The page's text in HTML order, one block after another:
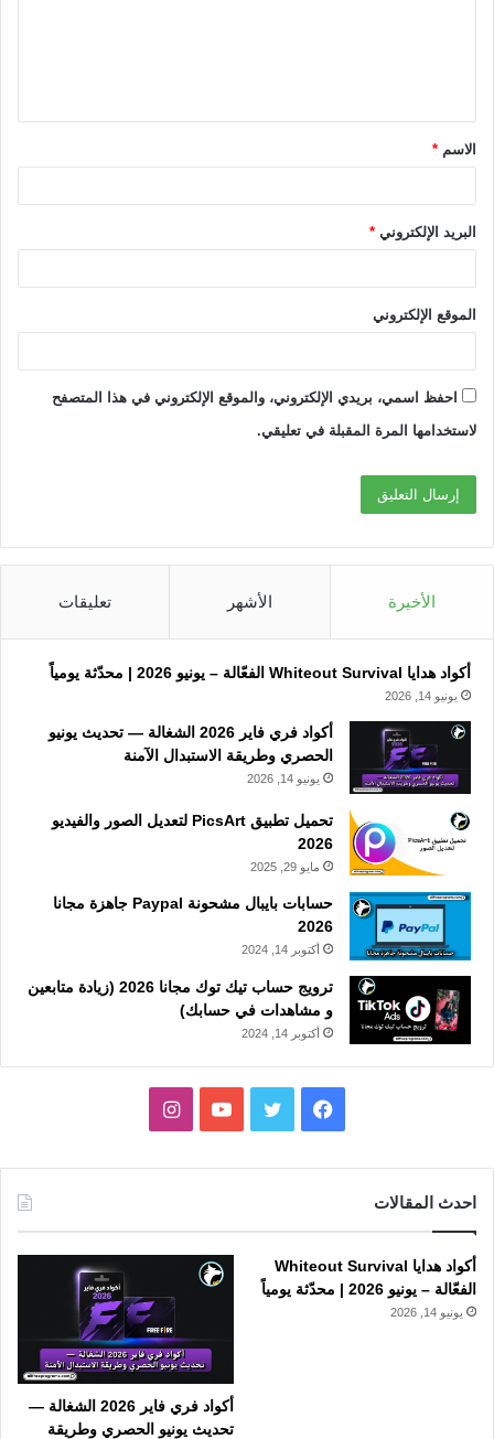
ق
*الاسم *
البريد الإلكتروني *
الموقع الإلكتروني
احفظ اسمي، بريدي الإلكتروني، والموقع الإلكتروني في هذا المتصفح
لاستخدامها المرة المقبلة في تعليقي.
الأخيرة الأشهر تعليقات
أكواد هدايا Whiteout Survival الفعّالة – يونيو 2026 | محدّثة يومياً
يونيو 14, 2026
أكواد فري فاير 2026 الشغالة — تحديث يونيو
الحصري وطريقة الاستبدال الآمنة
يونيو 14, 2026
تحميل تطبيق PicsArt لتعديل الصور والفيديو
2026
مايو 29, 2025
حسابات بايبال مشحونة Paypal جاهزة مجانا
2026
أكتوبر 14, 2024
ترويج حساب تيك توك مجانا 2026 (زيادة متابعين
و مشاهدات في حسابك)
أكتوبر 14, 2024
فيسبوك تويتر يوتيوبانستقرام
احدث المقالات
أكواد هدايا Whiteout Survival
الفعّالة – يونيو 2026 | محدّثة يومياً
يونيو 14, 2026
أكواد فري فاير 2026 الشغالة —
تحديث يونيو الحصري وطريقة